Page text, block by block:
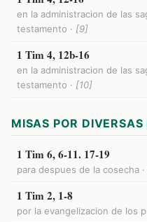
en la administracion de las
testamento · [9]
1 Tim 4, 12b-16
en la administracion de las
testamento · [10]
MISAS POR DIVERSAS
1 Tim 6, 6-11. 17-19
para despues de la cosecha
1 Tim 2, 1-8
por la evangelizacion de los